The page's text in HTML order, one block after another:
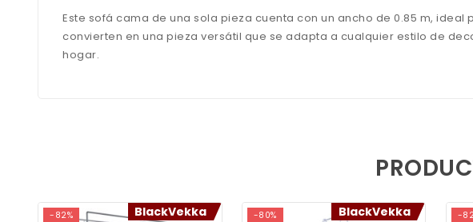
Este sofá cama de una sola pieza cuenta con un ancho de 0.85 m,
convierten en una pieza versátil que se adapta a cualquier estilo de
hogar.
-82% BlackVekka -80% BlackVekka -